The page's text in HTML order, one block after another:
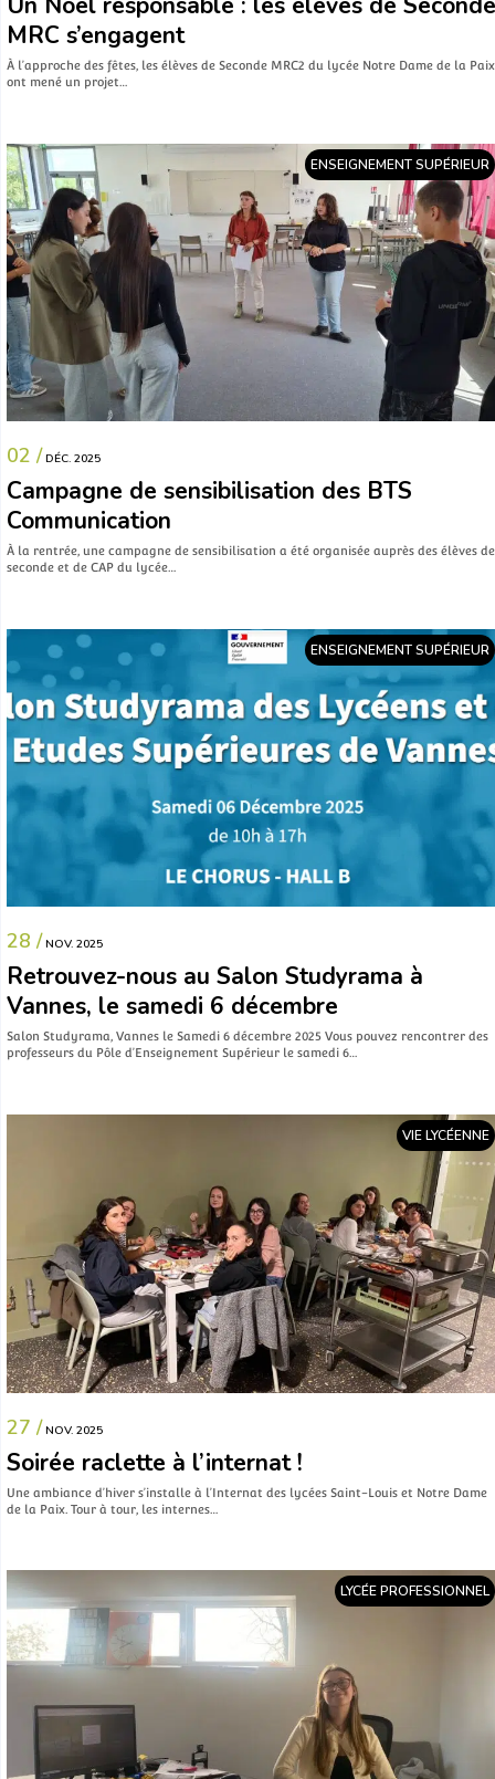
MRC s’engagent
À l’approche des fêtes, les élèves de Seconde MRC2 du lycée Notre Dame de la
ont mené un projet…
ENSEIGNEMENT SUPÉRIEUR
02 / DÉC. 2025
Campagne de sensibilisation des BTS
Communication
À la rentrée, une campagne de sensibilisation a été organisée auprès des élèves de
seconde et de CAP du lycée…
ENSEIGNEMENT SUPÉRIEUR
28 / NOV. 2025
Retrouvez-nous au Salon Studyrama à
Vannes, le samedi 6 décembre
Salon Studyrama, Vannes le Samedi 6 décembre 2025 Vous pouvez rencontrer des
professeurs du Pôle d’Enseignement Supérieur le samedi 6…
VIE LYCÉENNE
27 / NOV. 2025
Soirée raclette à l’internat !
Une ambiance d’hiver s’installe à l’Internat des lycées Saint-Louis et Notre Dame
de la Paix. Tour à tour, les internes…
LYCÉE PROFESSIONNEL